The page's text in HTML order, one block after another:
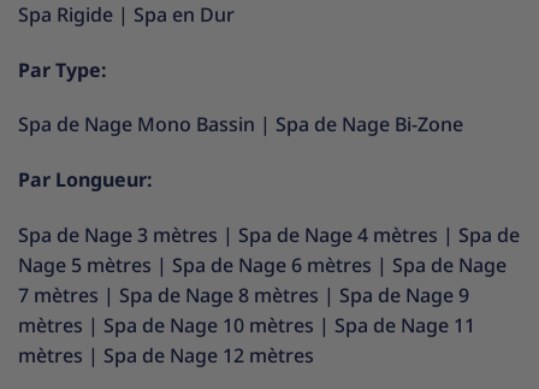
Spa Rigide | Spa en Dur
Par Type:
Spa de Nage Mono Bassin | Spa de Nage Bi-Zone
Par Longueur:
Spa de Nage 3 mètres | Spa de Nage 4 mètres | Spa de
Nage 5 mètres | Spa de Nage 6 mètres | Spa de Nage
7 mètres | Spa de Nage 8 mètres | Spa de Nage 9
mètres | Spa de Nage 10 mètres | Spa de Nage 11
mètres | Spa de Nage 12 mètres